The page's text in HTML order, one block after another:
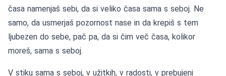
časa namenjaš sebi, da si veliko časa sama s seboj. Ne
samo, da usmerjaš pozornost nase in da krepiš s tem
ljubezen do sebe, pač pa, da si čim več časa, kolikor
moreš, sama s seboj.
V stiku sama s seboj, v užitkih, v radosti, v prebujeni